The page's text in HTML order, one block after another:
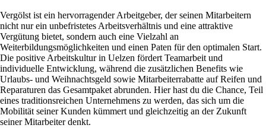
Vergölst ist ein hervorragender Arbeitgeber, der seinen Mitarbeitern
nicht nur ein unbefristetes Arbeitsverhältnis und eine attraktive
Vergütung bietet, sondern auch eine Vielzahl an
Weiterbildungsmöglichkeiten und einen Paten für den optimalen Start.
Die positive Arbeitskultur in Uelzen fördert Teamarbeit und
individuelle Entwicklung, während die zusätzlichen Benefits wie
Urlaubs- und Weihnachtsgeld sowie Mitarbeiterrabatte auf Reifen und
Reparaturen das Gesamtpaket abrunden. Hier hast du die Chance, Teil
eines traditionsreichen Unternehmens zu werden, das sich um die
Mobilität seiner Kunden kümmert und gleichzeitig an der Zukunft
seiner Mitarbeiter denkt.